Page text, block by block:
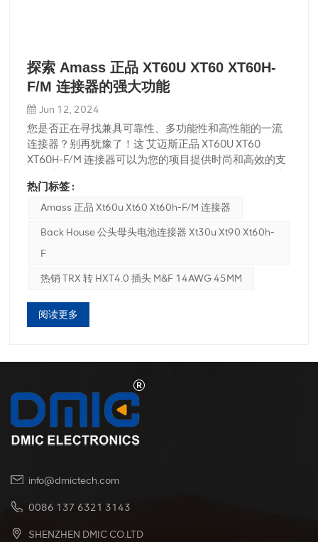
探索 Amass 正品 XT60U XT60 XT60H-
F/M 连接器的强大功能
Jun 12, 2024
您是否正在寻找兼具可靠性、多功能性和高性能的一流
连接器？别再犹豫了！这 艾迈斯正品 XT60U XT60
XT60H-F/M 连接器可以为您的项目提供时尚和高效的支
列连接器不仅仅是任何连接器；它们经过精心设计，适
用于各种应用，确保您每次都能获得最佳连接。类型：
都能满足您的需求。这些连接器的多功能性意味着它们
可以无缝集成到各种设置中，使其成为您工具包中的必
电源应用。它们可确保稳定可靠的连接，降低信号丢失
或干扰的风险。非常适合您需要不间断地提供电力的情
况。交流/直流接口： XT60 连接器与交流和直流接口兼
容。这种双重兼容性拓宽了它们的应用范围，使其适用
14AWG 45MM坚固可靠的设计矩形形状： 这些连接器
采用实用的矩形形状设计，外形时尚紧凑，非常适合狭
窄的空间。不再需要为不适合您设计的笨重连接器而烦
恼。宽大的电缆长度： 电缆长度为 6000 毫米，您可以
灵活地将设备准确放置在您需要的位置。不再受短电缆
的限制，从而限制您的项目布局。注塑工艺： 这些连接
确保持久的性能。Back House 公头母头电池连接器
Xt30u Xt90 Xt60h-f可根据您的规格定制根据您的需求量
制选项来满足您的特定要求。无论是不同的长度、颜色
热门标签 :
Amass 正品 Xt60u Xt60 Xt60h-F/m 连接器
Back House 公头母头电池连接器 Xt30u Xt90 Xt60h-
F
热销 TRX 转 HXT4.0 插头 M&F 14AWG 45MM
阅读更多
info@dmictech.com
0086 137 6321 3143
SHENZHEN DMIC CO.LTD